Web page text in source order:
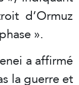
d’Ormuz
».
a affirmé
la guerre et